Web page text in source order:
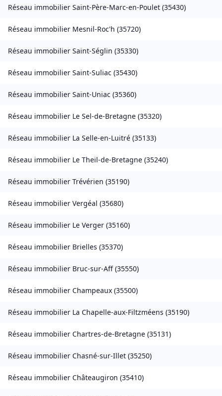
Réseau immobilier Saint-Père-Marc-en-Poulet (35430)
Réseau immobilier Mesnil-Roc'h (35720)
Réseau immobilier Saint-Séglin (35330)
Réseau immobilier Saint-Suliac (35430)
Réseau immobilier Saint-Uniac (35360)
Réseau immobilier Le Sel-de-Bretagne (35320)
Réseau immobilier La Selle-en-Luitré (35133)
Réseau immobilier Le Theil-de-Bretagne (35240)
Réseau immobilier Trévérien (35190)
Réseau immobilier Vergéal (35680)
Réseau immobilier Le Verger (35160)
Réseau immobilier Brielles (35370)
Réseau immobilier Bruc-sur-Aff (35550)
Réseau immobilier Champeaux (35500)
Réseau immobilier La Chapelle-aux-Filtzméens (35190)
Réseau immobilier Chartres-de-Bretagne (35131)
Réseau immobilier Chasné-sur-Illet (35250)
Réseau immobilier Châteaugiron (35410)